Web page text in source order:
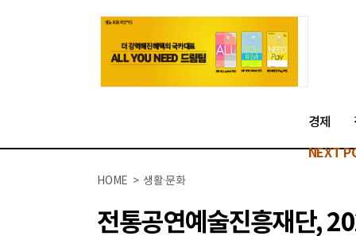
경제
NEXT
HOME > 생활·문화
전통공연예술진흥재단,